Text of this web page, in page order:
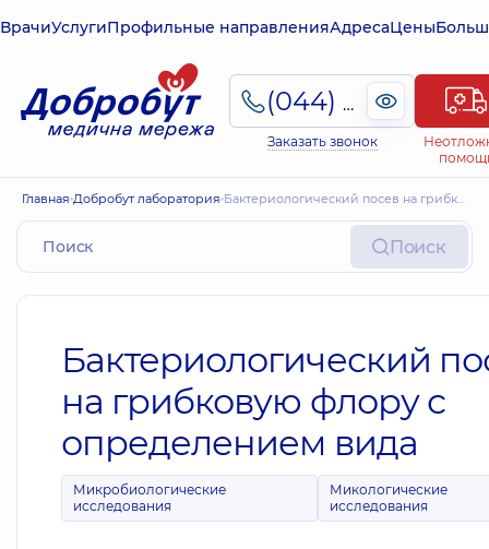
ВрачиУслугиПрофильные направленияАдресаЦены
(044) 495-2-888
Заказать звонок
Главная Добробут лаборатория Бактериологический посев на грибковую флору с определением вида
Поиск
Бактериологический
на грибковую флору с
определением вида
Микробиологические
исследования
Микологические
исследования